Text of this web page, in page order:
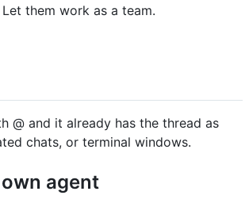
them work as a team.
@ and it already has the thread as
chats, or terminal windows.
agent